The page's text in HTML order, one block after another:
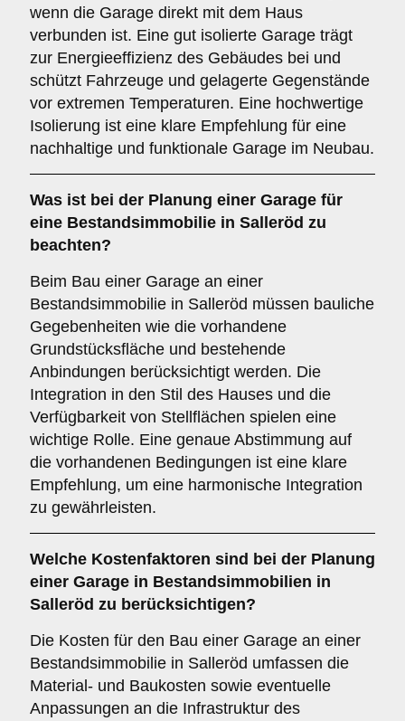
wenn die Garage direkt mit dem Haus
verbunden ist. Eine gut isolierte Garage trägt
zur Energieeffizienz des Gebäudes bei und
schützt Fahrzeuge und gelagerte Gegenstände
vor extremen Temperaturen. Eine hochwertige
Isolierung ist eine klare Empfehlung für eine
nachhaltige und funktionale Garage im Neubau.
Was ist bei der Planung einer Garage für
eine Bestandsimmobilie in Salleröd zu
beachten?
Beim Bau einer Garage an einer
Bestandsimmobilie in Salleröd müssen bauliche
Gegebenheiten wie die vorhandene
Grundstücksfläche und bestehende
Anbindungen berücksichtigt werden. Die
Integration in den Stil des Hauses und die
Verfügbarkeit von Stellflächen spielen eine
wichtige Rolle. Eine genaue Abstimmung auf
die vorhandenen Bedingungen ist eine klare
Empfehlung, um eine harmonische Integration
zu gewährleisten.
Welche Kostenfaktoren sind bei der Planung
einer Garage in Bestandsimmobilien in
Salleröd zu berücksichtigen?
Die Kosten für den Bau einer Garage an einer
Bestandsimmobilie in Salleröd umfassen die
Material- und Baukosten sowie eventuelle
Anpassungen an die Infrastruktur des